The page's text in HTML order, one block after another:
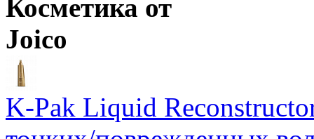
Косметика от
Joico
K-Pak Liquid